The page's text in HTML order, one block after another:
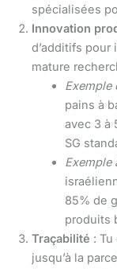
spécialisées
Innovation
d’additifs pour
mature
Exemple
pains à
avec 3 à
SG
Exemple
85% de
produits
Traçabilité :
jusqu’à la